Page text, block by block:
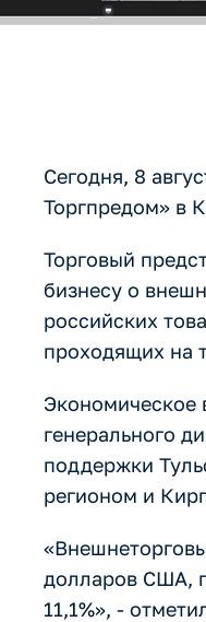
Сегодня, 8
Торгпредом» в
Торговый
бизнесу о
российских
проходящих на
Экономическое
генерального
поддержки
регионом и
долларов США,
11,1%», -